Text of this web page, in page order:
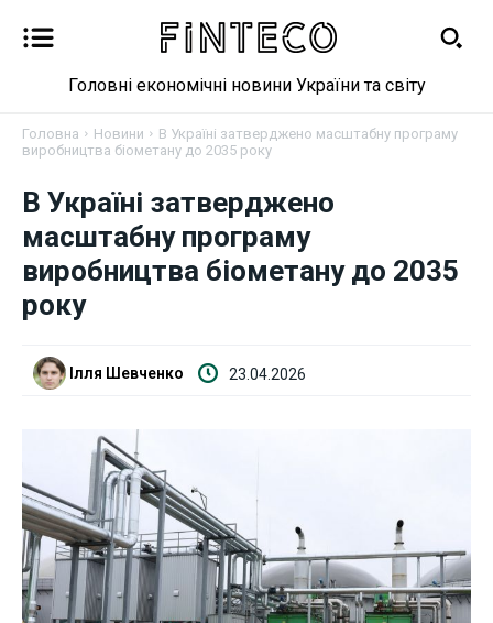
Новини
Бізнес
Фінанси
Валютний ринок
Криптовалюта
Робота і освіта
Публікації
ФОП
Головні економічні новини України та світу
Головна Новини
В Україні затверджено масштабну програму
виробництва біометану до 2035 року
В Україні затверджено
масштабну програму
виробництва біометану до 2035
року
Ілля Шевченко 23.04.2026